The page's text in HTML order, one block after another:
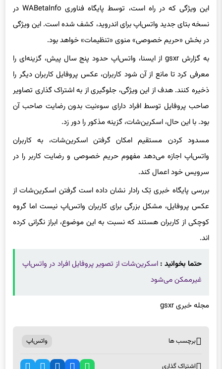
این ویژگی که در راه است، توسط پایگاه فناوری WABetaInfo در
نسخه بتای جدید واتس‌اپ برای اندروید، کشف شده است. این ویژگی
در بخش «حریم خصوصی» منوی «تنظیمات» خواهد بود.
به گزارش gsxr از ایسنا، واتس‌اپ حدود پنج سال پیش، گزینه‌ای را
معرفی کرد تا مانع از آن شود کاربران، عکس پروفایل کاربران دیگر را
ذخیره کنند. هدف از این ویژگی، جلوگیری از به اشتراک گذاری تصاویر
صاحب پروفایل توسط افراد دارای سوءنیت بدون رضایت صاحب آن
بود. با این حال، اسکرین‌شات، گزینه مذکور را دور زد.
مسدود کردن مستقیم امکان گرفتن اسکرین‌شات، به کاربران
واتس‌اپ اجازه می‌دهد مفهوم حریم خصوصی و رضایت کاربر را در
سرویس خود اعمال کند.
بررسی پایگاه خبری تِک رادار نشان داده است گرفتن اسکرین‌شات از
عکس پروفایل، مشکل بزرگی برای کاربران واتس‌اپ نیست اما گروه
کوچکی از کاربران هستند که نسبت به این موضوع، ابراز نگرانی کرده
اند.
حتما بخوانید : اسکرین‌شات از تصویر پروفایل افراد در واتس‌اپ
غیرممکن می‌شود
مجله خبری gsxr
برچسب ها واتس‌اپ
اشتراک گذاری